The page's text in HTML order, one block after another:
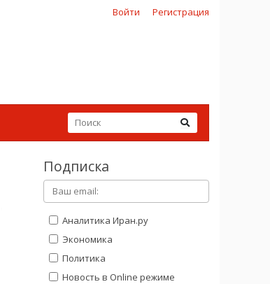
Войти Регистрация
Подписка
Аналитика Иран.ру
Экономика
Политика
Новость в Online режиме